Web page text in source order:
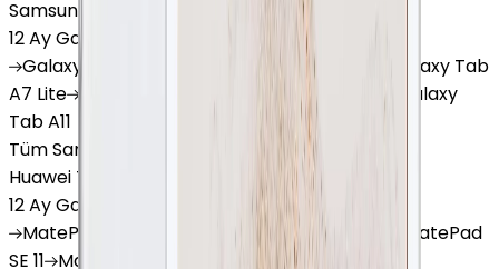
Samsung Tablet
12 Ay Garanti
Galaxy
Tab S10 Ultra Galaxy Tab
A7 Lite
Galaxy Tab A9 Plus
Galaxy
Tab A11
Tüm Samsung Tablet'ler
Huawei Tablet
12 Ay Garanti
MatePad
11.5 MatePad
MatePad
SE 11
MatePad